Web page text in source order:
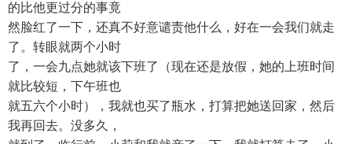
的比他更过分的事竟
然脸红了一下，还真不好意谴责他什么，好在一会我们就走
了。转眼就两个小时
了，一会九点她就该下班了（现在还是放假，她的上班时间
就比较短，下午班也
就五六个小时），我就也买了瓶水，打算把她送回家，然后
我再回去。没多久，